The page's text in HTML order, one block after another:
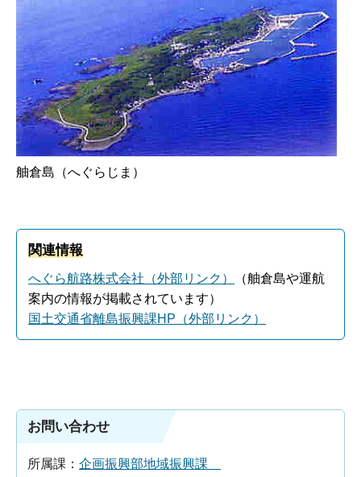
舳倉島（へぐらじま）
関連情報
へぐら航路株式会社（外部リンク）
（舳倉島や運航
案内の情報が掲載されています）
国土交通省離島振興課HP（外部リンク）
お問い合わせ
所属課： 企画振興部地域振興課